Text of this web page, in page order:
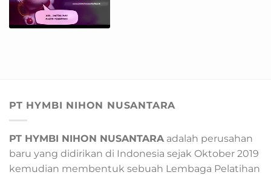
PT HYMBI NIHON NUSANTARA
PT HYMBI NIHON NUSANTARAadalah perusahan
baru yang didirikan di Indonesia sejak Oktober 2019
kemudian membentuk sebuah Lembaga Pelatihan